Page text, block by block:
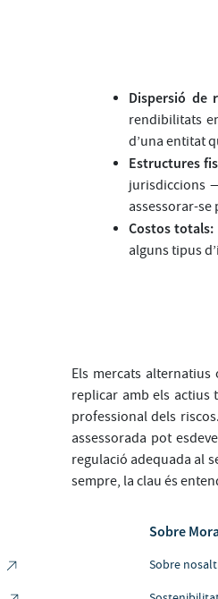
Dispersió de
rendibilitats
d’una entitat
Estructures
jurisdiccions
assessorar-
Costos totals:
alguns tipus
Els mercats
replicar amb els actius
professional dels
assessorada pot
regulació adequada al
sempre, la clau és
Sobre
Sobre